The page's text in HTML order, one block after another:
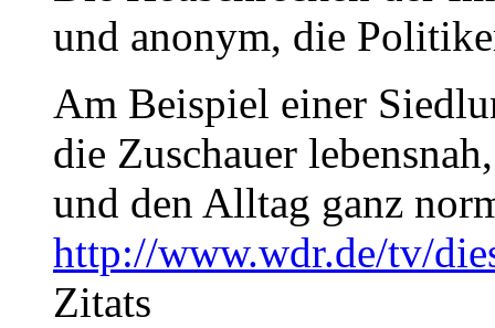
und anonym, die
Am Beispiel einer
die Zuschauer
und den Alltag ganz
http://www.wdr.de/tv/
Zitats